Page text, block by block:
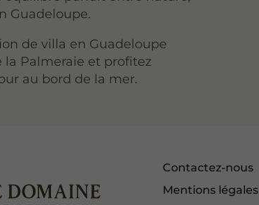
Guadeloupe.
de villa en Guadeloupe
la Palmeraie et profitez
au bord de la mer.
Contactez-nous
Mentions légales